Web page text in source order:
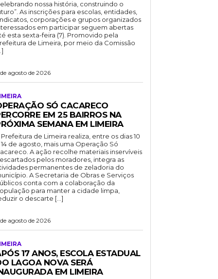
nossa história, construindo o
As inscrições para escolas, entidades,
corporações e grupos organizados
em participar seguem abertas
esta sexta-feira (7). Promovido pela
de Limeira, por meio da Comissão
agosto de 2026
SÓ CACARECO
EM 25 BAIRROS NA
SEMANA EM LIMEIRA
Prefeitura de Limeira realiza, entre os dias 10
14 de agosto, mais uma Operação Só
A ação recolhe materiais inservíveis
pelos moradores, integra as
permanentes de zeladoria do
A Secretaria de Obras e Serviços
conta com a colaboração da
para manter a cidade limpa,
o descarte […]
agosto de 2026
17 ANOS, ESCOLA ESTADUAL
LAGOA NOVA SERÁ
EM LIMEIRA